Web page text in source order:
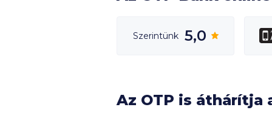
Nem találtad meg, amit kerestél?
Szerintünk 5,0
Az OTP is áthárítja